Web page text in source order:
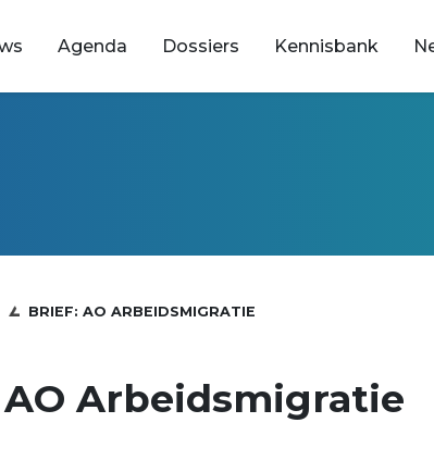
Agenda Dossiers Kennisbank
BRIEF: AO ARBEIDSMIGRATIE
Arbeidsmigratie